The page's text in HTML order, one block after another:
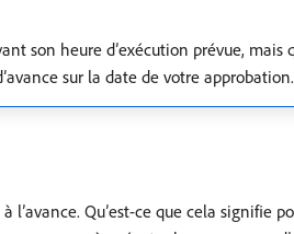
son heure d’exécution prévue, mais
sur la date de votre approbation.
Qu’est-ce que cela signifie